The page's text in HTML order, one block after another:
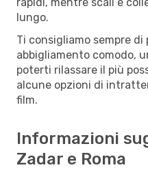
lungo.
Ti consigliamo sempre
abbigliamento comodo,
poterti rilassare il più
alcune opzioni di
film.
Informazioni
Zadar e Roma